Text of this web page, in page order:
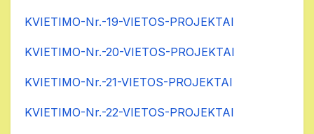
KVIETIMO-Nr.-19-VIETOS-PROJEKTAI
KVIETIMO-Nr.-20-VIETOS-PROJEKTAI
KVIETIMO-Nr.-21-VIETOS-PROJEKTAI
KVIETIMO-Nr.-22-VIETOS-PROJEKTAI